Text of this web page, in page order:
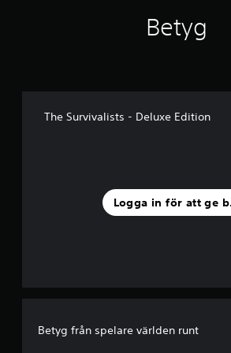
Betyg
The Survivalists - Deluxe Edition
Logga in för att ge
Betyg från spelare världen runt